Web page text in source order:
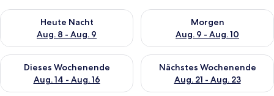
Heute Nacht
Aug. 8 - Aug. 9
Überprüfe die Verfügbarkeit für heute Nacht, Aug. 8 - Aug. 9.
Morgen
Aug. 9 - Aug. 10
Überprüfe die Verfügbarkeit
Dieses Wochenende
Aug. 14 - Aug. 16
Überprüfe die Verfügbarkeit für dieses Wochenende, Aug. 14
Nächstes Wochenende
Aug. 21 - Aug. 23
Überprüfe die Verfügbarkeit